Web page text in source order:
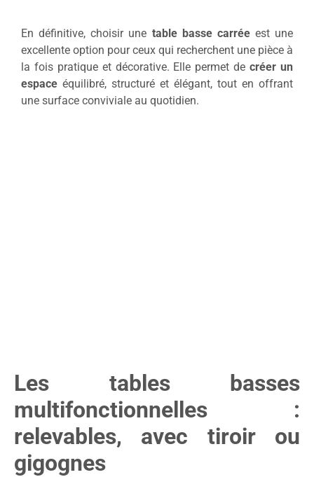
En définitive, choisir une table basse carréeest une
excellente option pour ceux qui recherchent une pièce à
la fois pratique et décorative. Elle permet decréer un
espace équilibré, structuré et élégant, tout en offrant
une surface conviviale au quotidien.
Les tables basses
multifonctionnelles :
relevables, avec tiroir ou
gigognes